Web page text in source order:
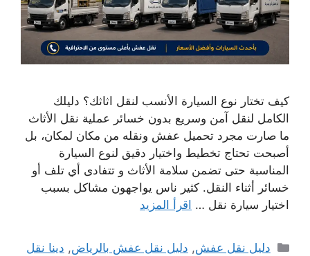
كيف تختار نوع السيارة الأنسب لنقل اثاثك؟ دليلك
الكامل لنقل آمن وسريع بدون خسائر عملية نقل الأثاث
ما صارت مجرد تحميل عفش ونقله من مكان لمكان، بل
أصبحت تحتاج تخطيط واختيار دقيق لنوع السيارة
المناسبة حتى تضمن سلامة الأثاث و تتفادى أي تلف أو
خسائر أثناء النقل. كثير ناس يواجهون مشاكل بسبب
اختيار سيارة نقل … اقرأ المزيد
التصنيفات
دليل نقل عفش, دليل نقل عفش بالرياض, دينا نقل